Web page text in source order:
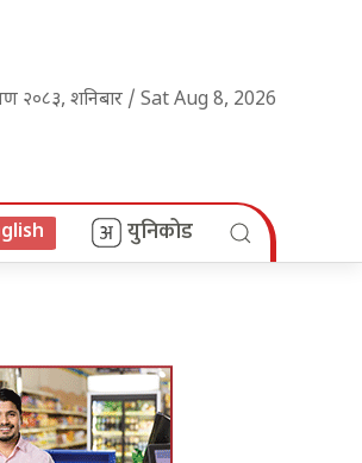
२०८३, शनिबार / Sat Aug 8, 2026
युनिकोड